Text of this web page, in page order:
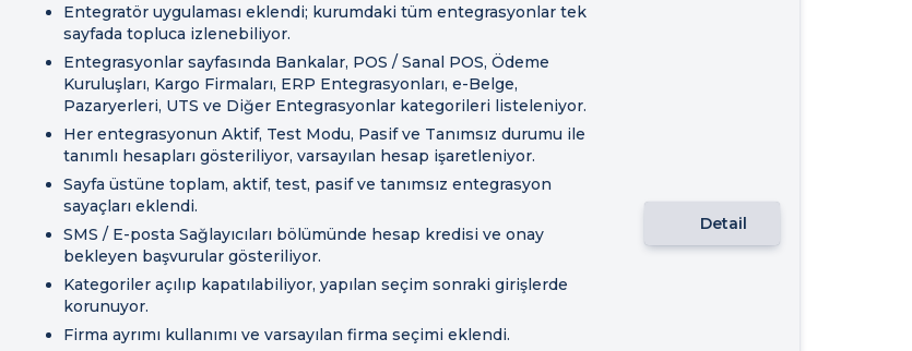
Entegratör uygulaması eklendi; kurumdaki tüm entegrasyonlar tek
sayfada topluca izlenebiliyor.
Entegrasyonlar sayfasında Bankalar, POS / Sanal POS, Ödeme
Kuruluşları, Kargo Firmaları, ERP Entegrasyonları, e-Belge,
Pazaryerleri, UTS ve Diğer Entegrasyonlar kategorileri listeleniyor.
Her entegrasyonun Aktif, Test Modu, Pasif ve Tanımsız durumu ile
tanımlı hesapları gösteriliyor, varsayılan hesap işaretleniyor.
Sayfa üstüne toplam, aktif, test, pasif ve tanımsız entegrasyon
sayaçları eklendi.
SMS / E-posta Sağlayıcıları bölümünde hesap kredisi ve onay
bekleyen başvurular gösteriliyor.
Kategoriler açılıp kapatılabiliyor, yapılan seçim sonraki girişlerde
korunuyor.
Firma ayrımı kullanımı ve varsayılan firma seçimi eklendi.
Detail